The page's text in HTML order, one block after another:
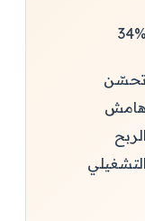
34%
تحسّن
هامش
الربح
التشغيلي